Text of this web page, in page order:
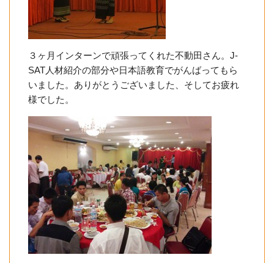
３ヶ月インターンで頑張ってくれた不動田さん。J-
SAT人材紹介の部分や日本語教育でがんばってもら
いました。ありがとうございました、そしてお疲れ
様でした。